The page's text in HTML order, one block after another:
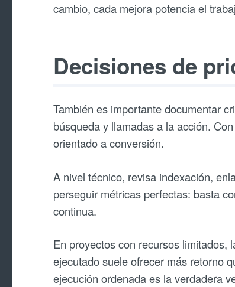
cambio, cada mejora potencia el
Decisiones de
También es importante documentar
búsqueda y llamadas a la acción.
orientado a conversión.
A nivel técnico, revisa indexación,
perseguir métricas perfectas: basta
continua.
En proyectos con recursos limitados,
ejecutado suele ofrecer más retorno
ejecución ordenada es la verdadera